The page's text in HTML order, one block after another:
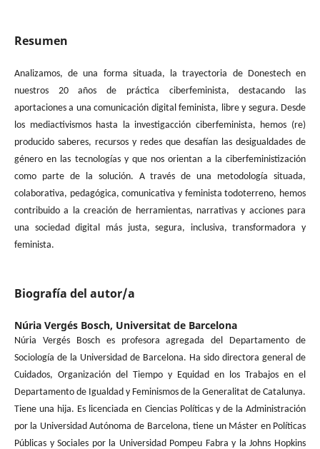
Resumen
Analizamos, de una forma situada, la trayectoria de Donestech en
nuestros 20 años de práctica ciberfeminista, destacando las
aportaciones a una comunicación digital feminista, libre y segura. Desde
los mediactivismos hasta la investigacción ciberfeminista, hemos (re)
producido saberes, recursos y redes que desafían las desigualdades de
género en las tecnologías y que nos orientan a la ciberfeministización
como parte de la solución. A través de una metodología situada,
colaborativa, pedagógica, comunicativa y feminista todoterreno, hemos
contribuido a la creación de herramientas, narrativas y acciones para
una sociedad digital más justa, segura, inclusiva, transformadora y
feminista.
Biografía del autor/a
Núria Vergés Bosch, Universitat de Barcelona
Núria Vergés Bosch es profesora agregada del Departamento de
Sociología de la Universidad de Barcelona. Ha sido directora general de
Cuidados, Organización del Tiempo y Equidad en los Trabajos en el
Departamento de Igualdad y Feminismos de la Generalitat de Catalunya.
Tiene una hija. Es licenciada en Ciencias Políticas y de la Administración
por la Universidad Autónoma de Barcelona, ​​tiene un Máster en Políticas
Públicas y Sociales por la Universidad Pompeu Fabra y la Johns Hopkins